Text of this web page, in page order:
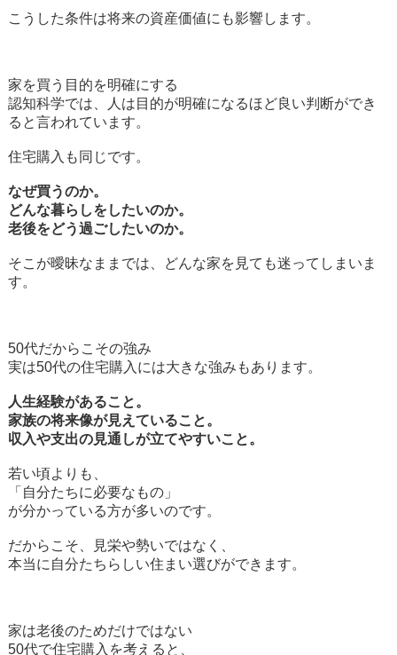
こうした条件は将来の資産価値にも影響します。
家を買う目的を明確にする
認知科学では、人は目的が明確になるほど良い判断ができ
ると言われています。
住宅購入も同じです。
なぜ買うのか。
どんな暮らしをしたいのか。
老後をどう過ごしたいのか。
そこが曖昧なままでは、どんな家を見ても迷ってしまいま
す。
50代だからこその強み
実は50代の住宅購入には大きな強みもあります。
人生経験があること。
家族の将来像が見えていること。
収入や支出の見通しが立てやすいこと。
若い頃よりも、
「自分たちに必要なもの」
が分かっている方が多いのです。
だからこそ、見栄や勢いではなく、
本当に自分たちらしい住まい選びができます。
家は老後のためだけではない
50代で住宅購入を考えると、